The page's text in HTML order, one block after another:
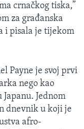
crnačkog tiska,”
za građanska
i pisala je tijekom
Payne je svoj prvi
nego kao
Jednom
dnevnik u koji je
afro-